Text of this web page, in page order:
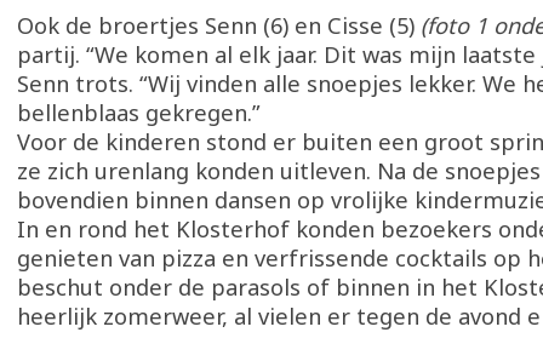
Ook de broertjes Senn (6) en Cisse (5) (foto 1
partij. “We komen al elk jaar. Dit was mijn laatste
Senn trots. “Wij vinden alle snoepjes lekker. We
bellenblaas gekregen.”
Voor de kinderen stond er buiten een groot
ze zich urenlang konden uitleven. Na de
bovendien binnen dansen op vrolijke
In en rond het Klosterhof konden bezoekers
genieten van pizza en verfrissende cocktails op
beschut onder de parasols of binnen in het
heerlijk zomerweer, al vielen er tegen de avond